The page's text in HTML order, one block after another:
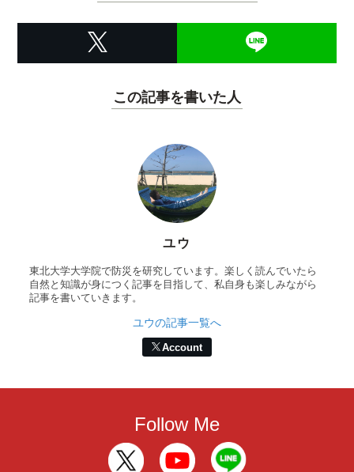
この記事を書いた人
ユウ
東北大学大学院で防災を研究しています。楽しく読んでいたら
自然と知識が身につく記事を目指して、私自身も楽しみながら
記事を書いていきます。
ユウの記事一覧へ
Account
Follow Me